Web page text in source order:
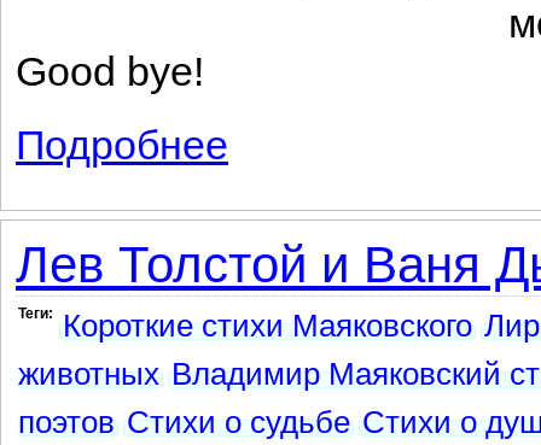
Good bye!
Подробнее
Лев Толстой и Ваня
Теги: Короткие стихи Маяковского
животных Владимир Маяковский
поэтов Стихи о судьбе Стихи о